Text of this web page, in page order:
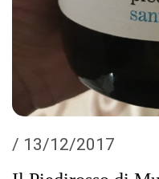
/ 13/12/2017